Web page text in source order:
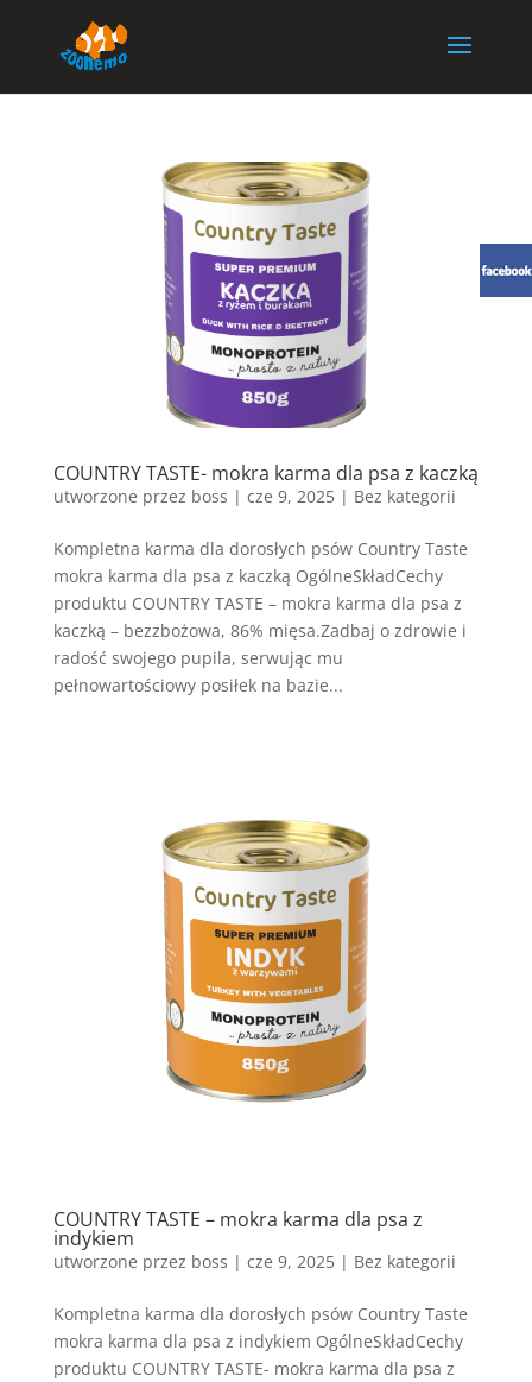
COUNTRY TASTE- mokra karma dla psa z kaczką
utworzone przez boss | cze 9, 2025| Bez kategorii
Kompletna karma dla dorosłych psów Country Taste
mokra karma dla psa z kaczką OgólneSkładCechy
produktu COUNTRY TASTE – mokra karma dla psa z
kaczką – bezzbożowa, 86% mięsa.Zadbaj o zdrowie i
radość swojego pupila, serwując mu
pełnowartościowy posiłek na bazie...
COUNTRY TASTE – mokra karma dla psa z
indykiem
utworzone przez boss | cze 9, 2025| Bez kategorii
Kompletna karma dla dorosłych psów Country Taste
mokra karma dla psa z indykiem OgólneSkładCechy
produktu COUNTRY TASTE- mokra karma dla psa z